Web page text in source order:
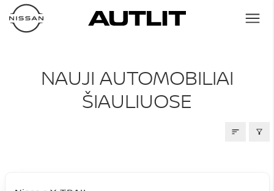
NAUJI AUTOMOBILIAI
NAUJI AUTOMOBILIAI
ŠIAULIUOSE